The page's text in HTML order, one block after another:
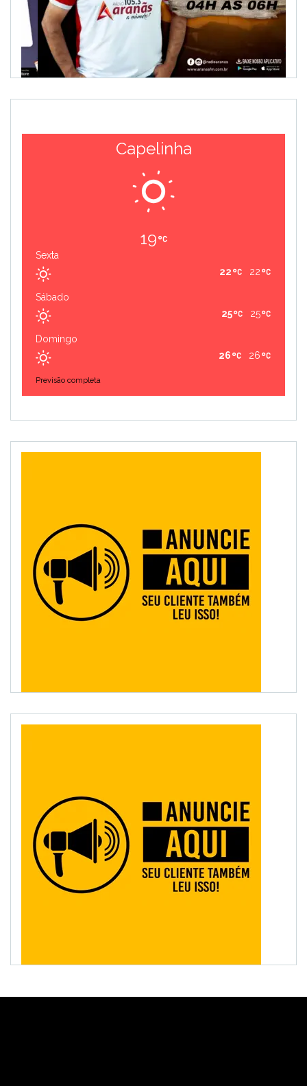
Capelinha
19
Sexta
22
22
Sábado
25
25
Domingo
26
26
Previsão completa